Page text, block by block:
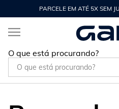
PARCELE EM ATÉ 5X SEM
O que está procurando?